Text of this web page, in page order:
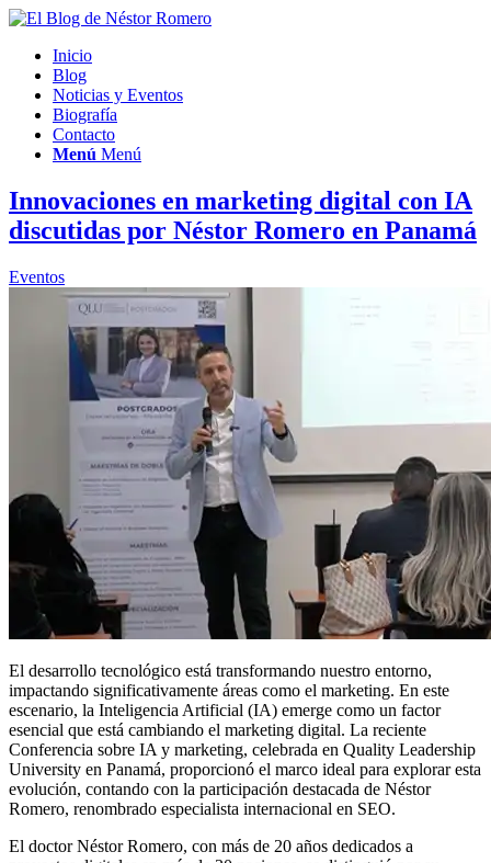
Inicio
Blog
Noticias y Eventos
Biografía
Contacto
Menú Menú
Innovaciones en marketing digital con IA
discutidas por Néstor Romero en Panamá
Eventos
El desarrollo tecnológico está transformando nuestro entorno,
impactando significativamente áreas como el marketing. En este
escenario, la Inteligencia Artificial (IA) emerge como un factor
esencial que está cambiando el marketing digital. La reciente
Conferencia sobre IA y marketing, celebrada en Quality Leadership
University en Panamá, proporcionó el marco ideal para explorar esta
evolución, contando con la participación destacada de Néstor
Romero, renombrado especialista internacional en SEO.
El doctor Néstor Romero, con más de 20 años dedicados a